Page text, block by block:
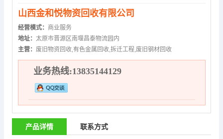
山西金和悦物资回收有限公司
经营模式： 商业服务
地址： 太原市晋源区南堰昌泰物流园内
主营： 废旧物资回收,有色金属回收,拆迁工程,废旧钢材回收
业务热线:13835144129
产品详情 联系方式